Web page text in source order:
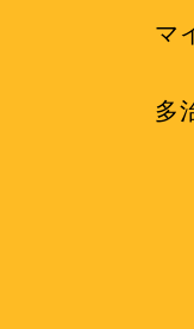
マ
多